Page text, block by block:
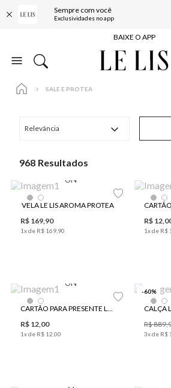
Sempre com você
Exclusividades no appFRETE GRÁTIS*
BAIXE O APP
10% OFF NA PRIMEIRA
FRETE GRÁTIS*
BAIXE O APP
10% OFF NA PRIMEIRA
SALE E PROTEA
Relevância
968
UN
VELA LE LIS AROMA PROTEA
R$ 169,90
Le Lis e Protea
1x de R$ 169 90
R$ 12,
Le Lis e
1x de R$
UN
CARTÃO PARA PRESENTE LE LIS LÍRIO PROTEA II
R$ 12,00
1x de R$ 12 00
-60%
R$889,
3x de R$
G